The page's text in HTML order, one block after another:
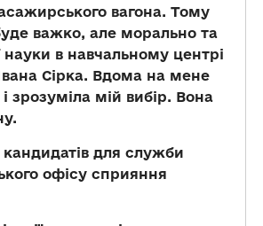
вагона. Тому
важко, але морально та
науки в навчальному центрі
Сірка. Вдома на мене
зрозуміла мій вибір. Вона
для служби
офісу сприяння